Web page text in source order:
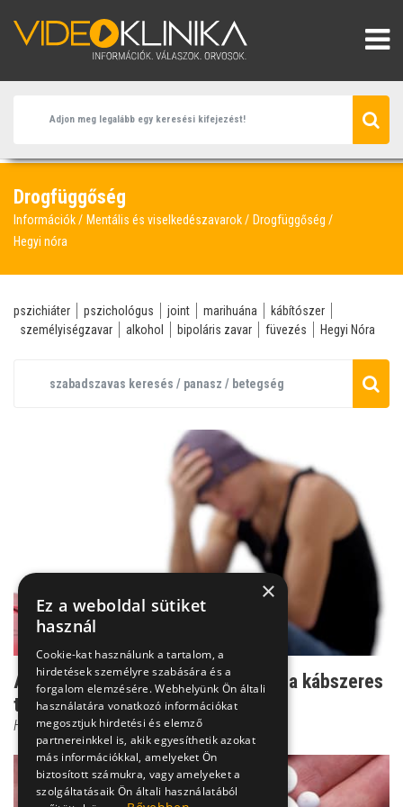
Drogfüggőség
Információk Mentális és viselkedészavarok
Drogfüggőség
Hegyi nóra
pszichiáter pszichológus joint marihuána
kábítószer
személyiségzavar
alkohol bipoláris zavar füvezés Hegyi Nóra
A drog fogságában - így kezelhető a kábszeres
tinédzser
Hegyi Nóra
×
Ez a weboldal sütiket
használ
Cookie-kat használunk a tartalom, a
hirdetések személyre szabására és a
forgalom elemzésére. Webhelyünk Ön általi
használatára vonatkozó információkat
megosztjuk hirdetési és elemző
partnereinkkel is, akik egyesíthetik azokat
más információkkal, amelyeket Ön
biztosított számukra, vagy amelyeket a
szolgáltatásaik Ön általi használatából